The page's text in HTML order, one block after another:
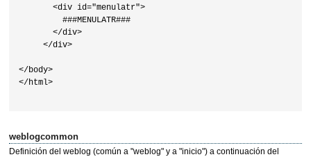
       <div id="menulatr">
         ###MENULATR###
       </div>
     </div>
</body>
</html>
weblogcommon
Definición del weblog (común a "weblog" y a "inicio") a continuación del